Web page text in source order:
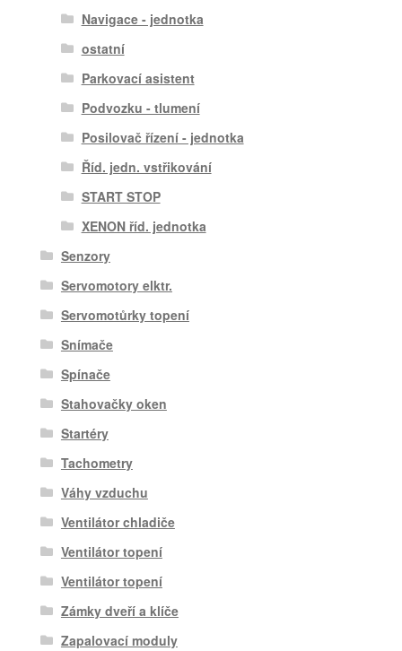
Navigace - jednotka
ostatní
Parkovací asistent
Podvozku - tlumení
Posilovač řízení - jednotka
Říd. jedn. vstřikování
START STOP
XENON říd. jednotka
Senzory
Servomotory elktr.
Servomotůrky topení
Snímače
Spínače
Stahovačky oken
Startéry
Tachometry
Váhy vzduchu
Ventilátor chladiče
Ventilátor topení
Ventilátor topení
Zámky dveří a klíče
Zapalovací moduly